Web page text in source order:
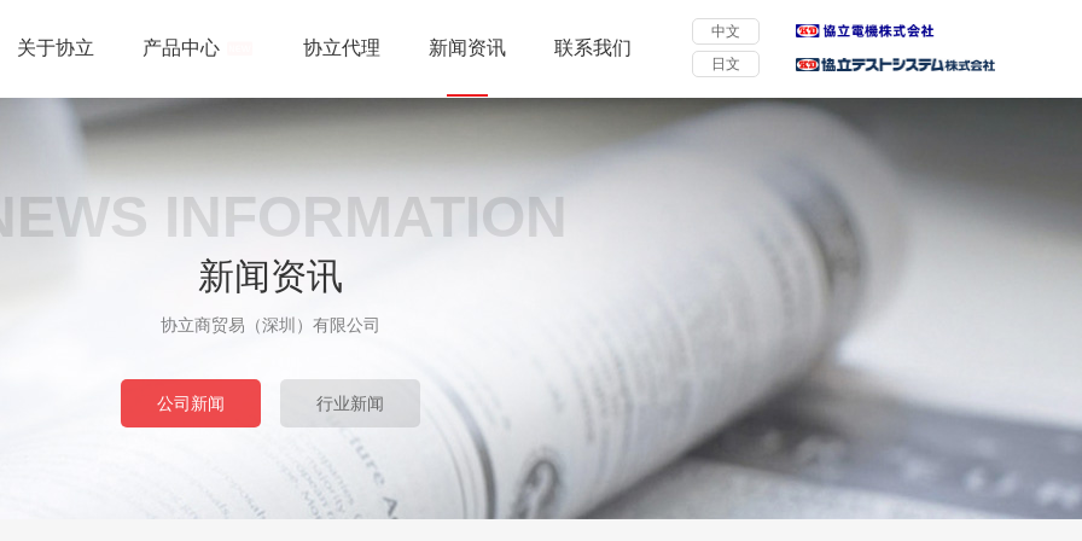
中文
日文
关于协立 产品中心 协立代理 新闻资讯 联系我们
INFORMATION
新闻资讯
协立商贸易（深圳）有限公司
公司新闻 行业新闻